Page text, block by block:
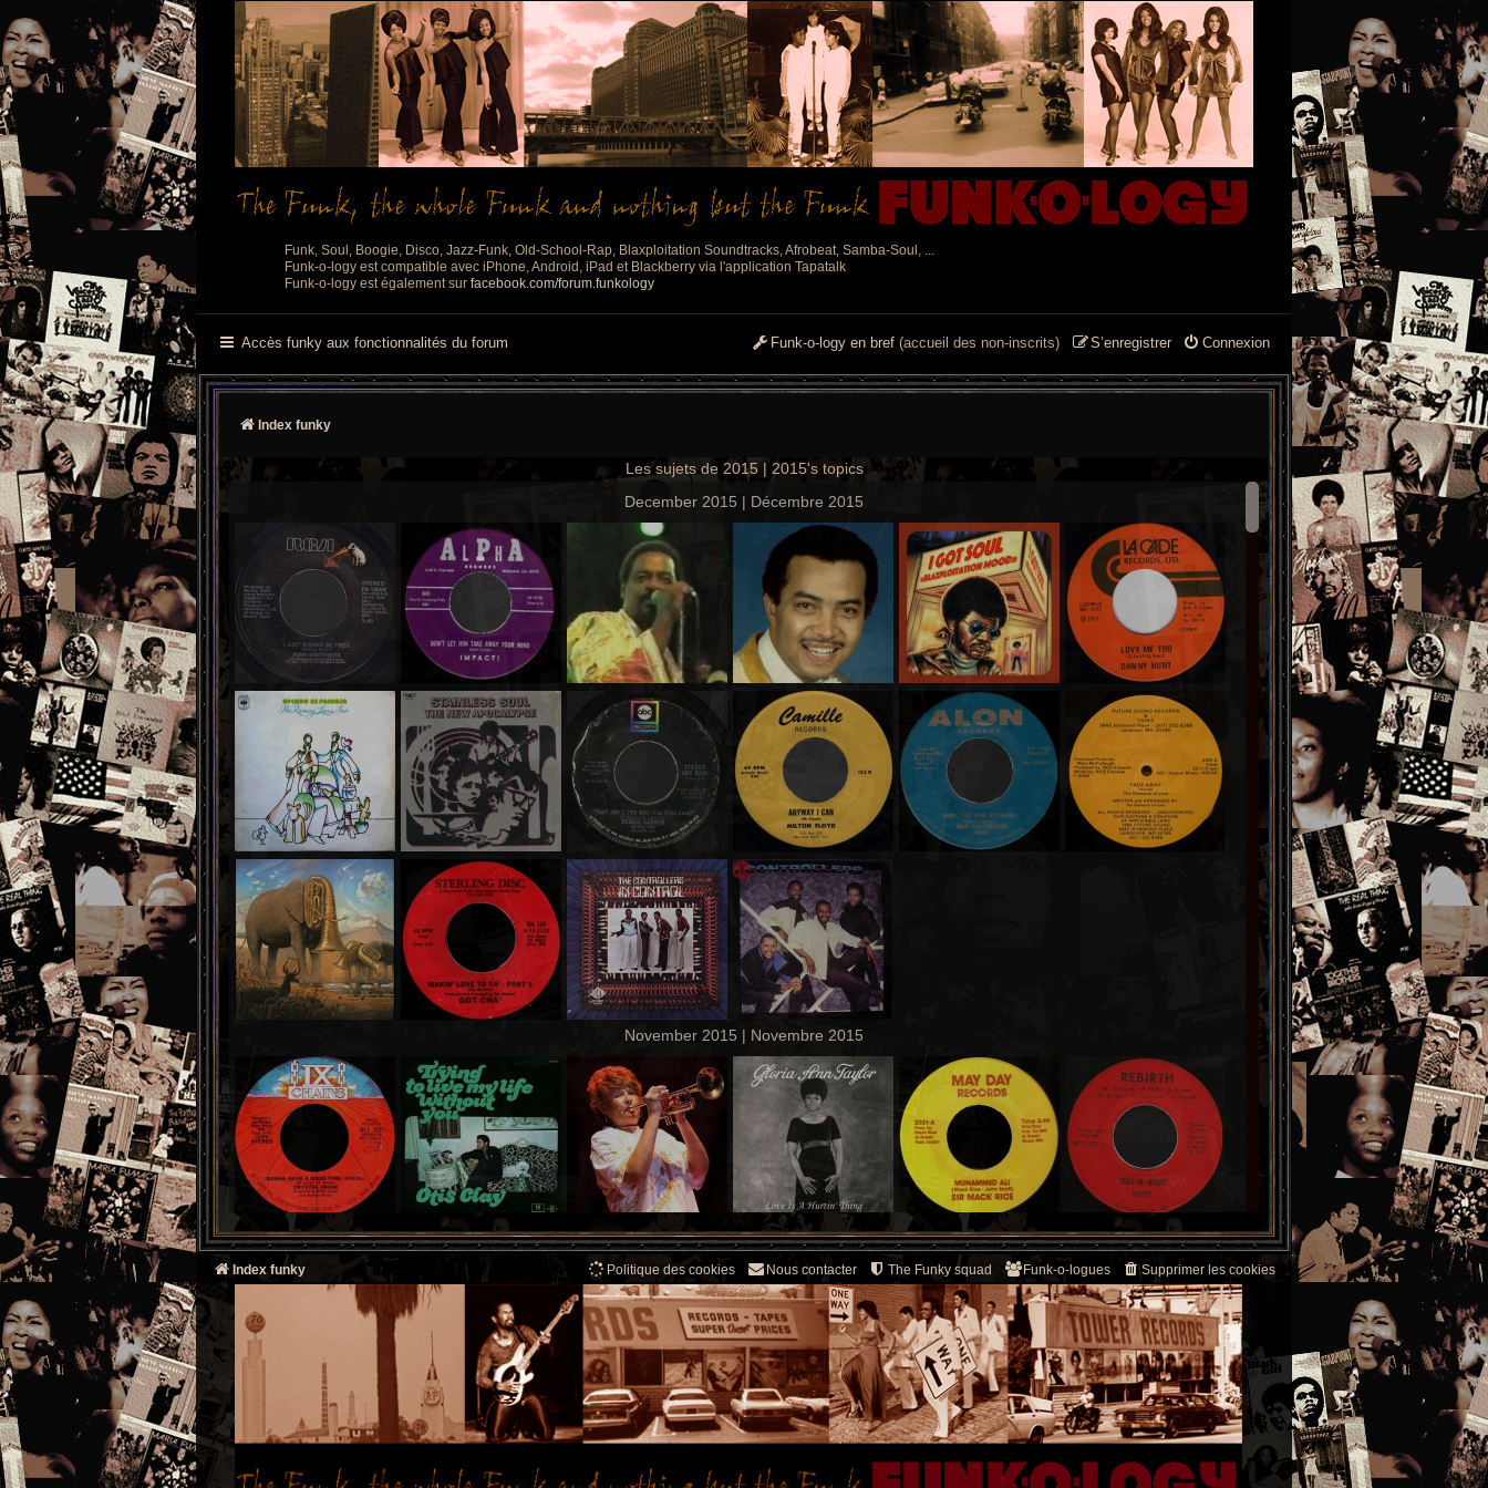
Funk, Soul, Boogie, Disco, Jazz-Funk, Old-School-Rap, Blaxploitation Soundtracks, Afrobeat, Samba-Soul, ...
Funk-o-logy est compatible avec iPhone, Android, iPad et Blackberry via l'application Tapatalk
Funk-o-logy est également sur facebook.com/forum.funkology
Accès funky aux fonctionnalités du forum Connexion
S’enregistrer
Funk-o-logy en bref (accueil des non-inscrits)
Index funky
Les sujets de 2015 | 2015's topics
December 2015 | Décembre 2015
November 2015 | Novembre 2015
Index funky Supprimer les cookies
Funk-o-logues
The Funky squad
Nous contacter
Politique des cookies